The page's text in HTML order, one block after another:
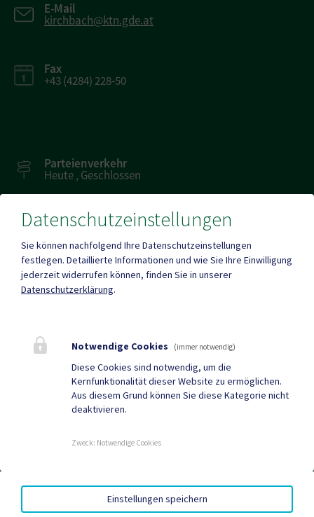
E-Mail
kirchbach@ktn.gde.at
Fax
+43 (4284) 228-50
Parteienverkehr
Heute , Geschlossen
Amtsstunden
Mehr
Quicklinks
Geko digital Gemeinde-
Neuigkeiten
Tourismus
Gemeindenachrichten
EED III AMTSSIGNATUR | BARRIEREFREIHEIT
DATENSCHUTZ|SITEMAP|IMPRESSUM
Datenschutzeinstellungen
Sie können nachfolgend Ihre Datenschutzeinstellungen
festlegen. Detaillierte Informationen und wie Sie Ihre Einwilligung
jederzeit widerrufen können, finden Sie in unserer
Datenschutzerklärung.
Notwendige Cookies (immer notwendig)
Diese Cookies sind notwendig, um die
Kernfunktionalität dieser Website zu ermöglichen.
Aus diesem Grund können Sie diese Kategorie nicht
deaktivieren.
Zweck: Notwendige Cookies
Einstellungen speichern